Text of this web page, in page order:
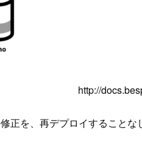
http://
を、再デプロイすることな